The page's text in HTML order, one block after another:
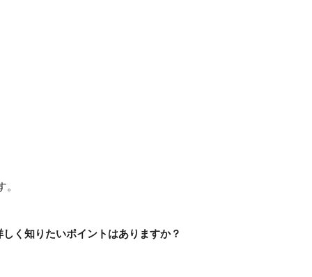
く知りたいポイントはありますか？